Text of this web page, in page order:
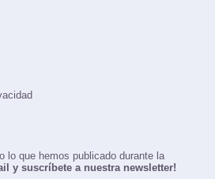
lo que hemos publicado durante la
y suscríbete a nuestra newsletter!